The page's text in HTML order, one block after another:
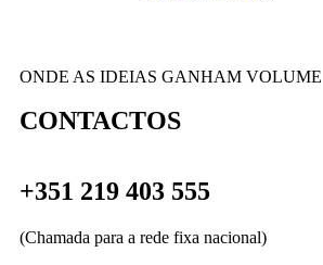
ONDE AS IDEIAS GANHAM VOLUME
CONTACTOS
+351 219 403 555
(Chamada para a rede fixa nacional)